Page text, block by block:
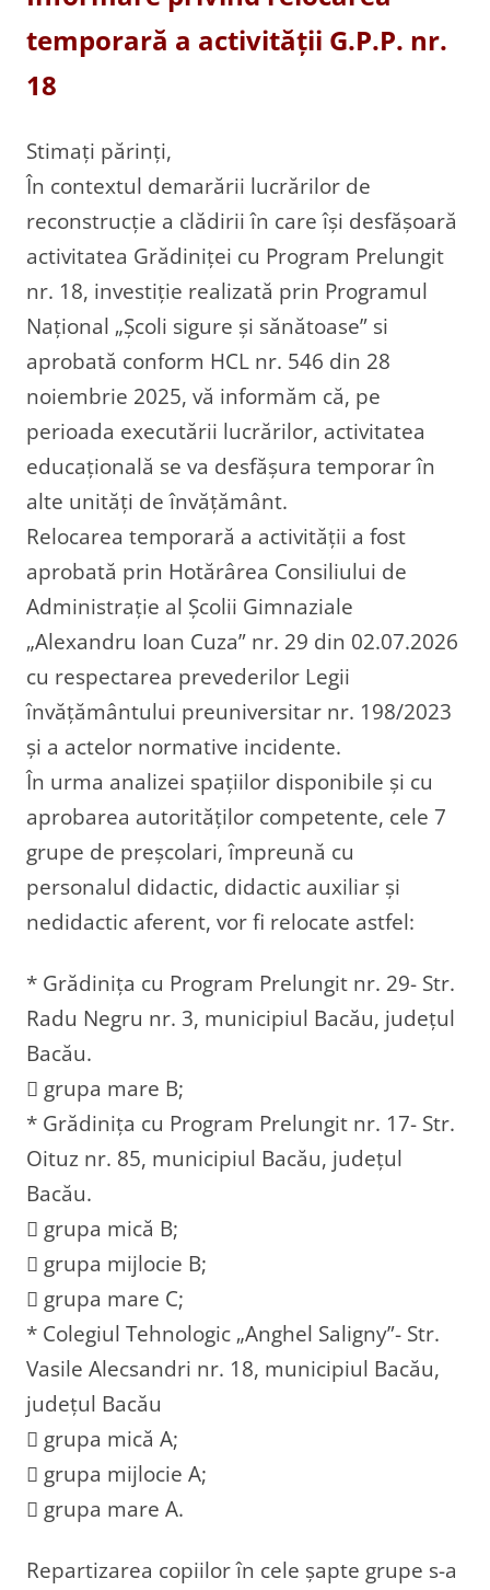
temporară a activității G.P.P. nr.
18
Stimați părinți,
În contextul demarării lucrărilor de
reconstrucție a clădirii în care își desfășoară
activitatea Grădiniței cu Program Prelungit
nr. 18, investiție realizată prin Programul
Național „Școli sigure și sănătoase” si
aprobată conform HCL nr. 546 din 28
noiembrie 2025, vă informăm că, pe
perioada executării lucrărilor, activitatea
educațională se va desfășura temporar în
alte unități de învățământ.
Relocarea temporară a activității a fost
aprobată prin Hotărârea Consiliului de
Administrație al Școlii Gimnaziale
„Alexandru Ioan Cuza” nr. 29 din 02.07.2026
cu respectarea prevederilor Legii
învățământului preuniversitar nr. 198/2023
și a actelor normative incidente.
În urma analizei spațiilor disponibile și cu
aprobarea autorităților competente, cele 7
grupe de preșcolari, împreună cu
personalul didactic, didactic auxiliar și
nedidactic aferent, vor fi relocate astfel:
* Grădinița cu Program Prelungit nr. 29- Str.
Radu Negru nr. 3, municipiul Bacău, județul
Bacău.
 grupa mare B;
* Grădinița cu Program Prelungit nr. 17- Str.
Oituz nr. 85, municipiul Bacău, județul
Bacău.
 grupa mică B;
 grupa mijlocie B;
 grupa mare C;
* Colegiul Tehnologic „Anghel Saligny”- Str.
Vasile Alecsandri nr. 18, municipiul Bacău,
județul Bacău
 grupa mică A;
 grupa mijlocie A;
 grupa mare A.
Repartizarea copiilor în cele șapte grupe s-a